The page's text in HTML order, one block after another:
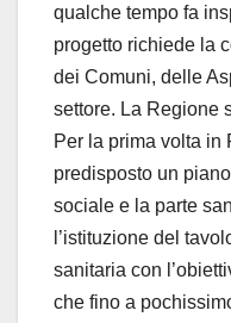
qualche tempo fa
progetto richiede la
dei Comuni, delle
settore. La Regione
Per la prima volta in
predisposto un
sociale e la parte
l’istituzione del
sanitaria con
che fino a